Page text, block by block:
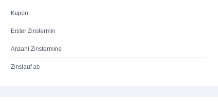
Kupon
Erster Zinstermin
Anzahl Zinstermine
Zinslauf ab